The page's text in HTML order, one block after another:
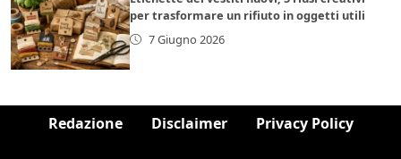
per trasformare un rifiuto in oggetti utili
7 Giugno 2026
Redazione Disclaimer Privacy Policy